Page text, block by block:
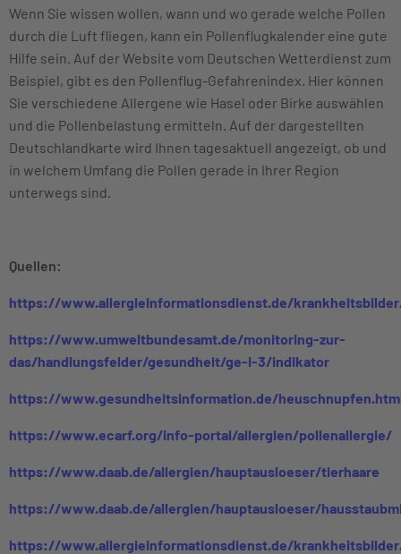
Wenn Sie wissen wollen, wann und wo gerade welche Pollen
durch die Luft fliegen, kann ein Pollenflugkalender eine gute
Hilfe sein. Auf der Website vom Deutschen Wetterdienst zum
Beispiel, gibt es den Pollenflug-Gefahrenindex. Hier können
Sie verschiedene Allergene wie Hasel oder Birke auswählen
und die Pollenbelastung ermitteln. Auf der dargestellten
Deutschlandkarte wird Ihnen tagesaktuell angezeigt, ob und
in welchem Umfang die Pollen gerade in Ihrer Region
unterwegs sind.
Quellen:
https://www.allergieinformationsdienst.de/
https://www.umweltbundesamt.de/monitoring-zur-
das/handlungsfelder/gesundheit/ge-i-3/indikator
https://www.gesundheitsinformation.de/
https://www.ecarf.org/info-portal/allergien/pollenallergie/
https://www.daab.de/allergien/hauptausloeser/tierhaare
https://www.daab.de/allergien/hauptausloeser/
https://www.allergieinformationsdienst.de/